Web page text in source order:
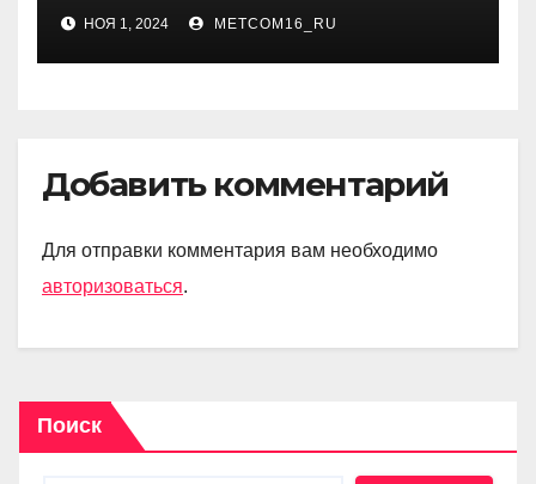
НОЯ 1, 2024 METCOM16_RU
Добавить комментарий
Для отправки комментария вам необходимо
авторизоваться.
Поиск